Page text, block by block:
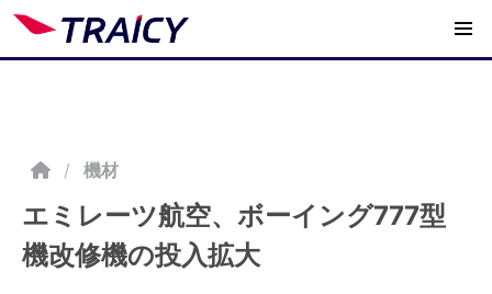
/ 機材
エミレーツ航空、ボーイング777型
機改修機の投入拡大